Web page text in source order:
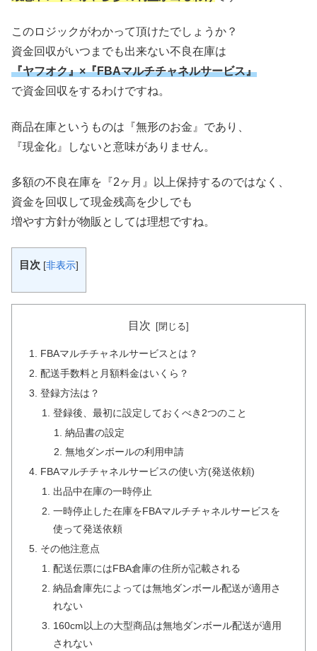
このロジックがわかって頂けたでしょうか？
資金回収がいつまでも出来ない不良在庫は
『ヤフオク』×『FBAマルチチャネルサービス』
で資金回収をするわけですね。
商品在庫というものは『無形のお金』であり、
『現金化』しないと意味がありません。
多額の不良在庫を『2ヶ月』以上保持するのではなく、
資金を回収して現金残高を少しでも
増やす方針が物販としては理想ですね。
目次 [非表示]
目次
FBAマルチチャネルサービスとは？
配送手数料と月額料金はいくら？
登録方法は？
登録後、最初に設定しておくべき2つのこと
納品書の設定
無地ダンボールの利用申請
FBAマルチチャネルサービスの使い方(発送依頼)
出品中在庫の一時停止
一時停止した在庫をFBAマルチチャネルサービスを
使って発送依頼
その他注意点
配送伝票にはFBA倉庫の住所が記載される
納品倉庫先によっては無地ダンボール配送が適用さ
れない
160cm以上の大型商品は無地ダンボール配送が適用
されない